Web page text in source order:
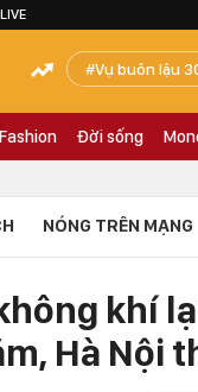
Vụ buôn lậu
Đời sống
NÓNG TRÊN MẠNG
khí
Hà Nội